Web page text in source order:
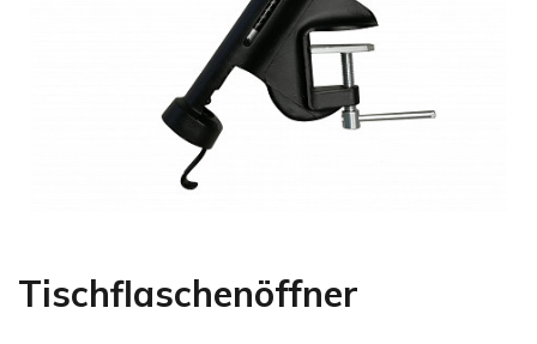
Tischflaschenöffner